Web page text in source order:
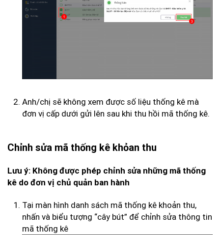
Anh/chị sẽ không xem được số liệu thống kê mà
đơn vị cấp dưới gửi lên sau khi thu hồi mã thống kê.
Chỉnh sửa mã thống kê khỏan thu
Lưu ý: Không được phép chỉnh sửa những mã thống
kê do đơn vị chủ quản ban hành
Tại màn hình danh sách mã thống kê khoản thu,
nhấn và biểu tượng “cây bút” để chỉnh sửa thông tin
mã thống kê